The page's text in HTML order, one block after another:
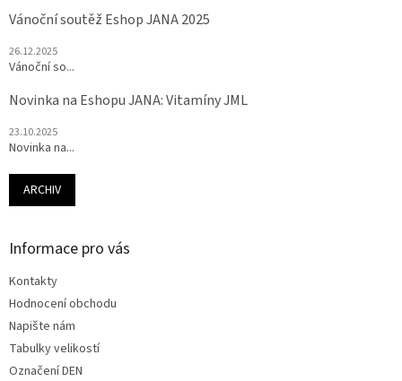
Vánoční soutěž Eshop JANA 2025
26.12.2025
Vánoční so...
Novinka na Eshopu JANA: Vitamíny JML
23.10.2025
Novinka na...
ARCHIV
Informace pro vás
Kontakty
Hodnocení obchodu
Napište nám
Tabulky velikostí
Označení DEN